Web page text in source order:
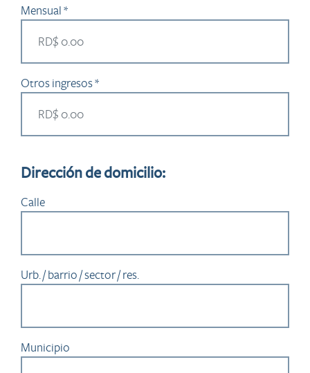
Mensual *
Otros ingresos *
Dirección de domicilio:
Calle
Urb. / barrio / sector / res.
Municipio